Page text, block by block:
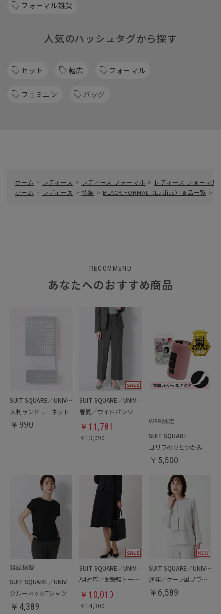
フォーマル雑貨
人気のハッシュタグから探す
セット 幅広 フォーマル
フェミニン バッグ
ホーム > レディース > レディース フォーマル > レディース フォーマル
ホーム > レディース > 特集 > BLACK FORMAL（Ladies）商品一覧 >
RECOMMEND
あなたへのおすすめ商品
SUIT SQUARE／UNIVERSAL LANGUAGE／WHITE
大判ランドリーネット
￥ 990
SUIT SQUARE／UNIVERSAL LANGUAGE／WHITE
春夏／ワイドパンツ
￥ 11,781
￥13,090
SUIT SQUARE
ゴリラのひとつかみ（電動ふくらはぎケア）
￥ 5,500
SUIT SQUARE／UNIVERSAL LANGUAGE／WHITE
クルーネックTシャツ
￥ 4,389
SUIT SQUARE／UNIVERSAL LANGUAGE／WHITE
A4対応／お受験トートバッグ
￥ 10,010
￥14,300
SUIT SQUARE／UNIVERSAL LANGUAGE／WHITE
通年／ケープ風ブラウス
￥ 6,589